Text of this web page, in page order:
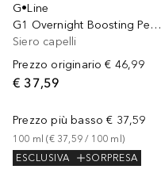
G•Line
G1 Overnight Boosting Peptide
Siero capelli
Prezzo originario € 46,99
€ 37,59
Prezzo più basso € 37,59
100 ml (€ 37,59 / 100 ml)
ESCLUSIVA
SORPRESA
Sponsorizzato